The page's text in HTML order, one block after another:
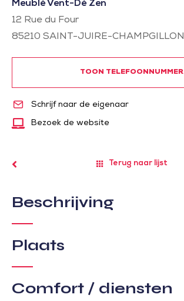
Meublé Vent-Dé Zen
12 Rue du Four
85210 SAINT-JUIRE-CHAMPGILLON
TOON TELEFOONNUMMER
Schrijf naar de eigenaar
Bezoek de website
Terug naar lijst
Beschrijving
Plaats
Comfort / diensten